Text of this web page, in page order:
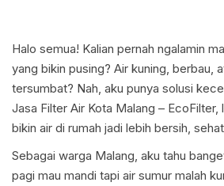
Halo semua! Kalian pernah ngalamin
yang bikin pusing? Air kuning, berbau,
tersumbat? Nah, aku punya solusi kece
Jasa Filter Air Kota Malang – EcoFilter,
bikin air di rumah jadi lebih bersih,
Sebagai warga Malang, aku tahu
pagi mau mandi tapi air sumur malah